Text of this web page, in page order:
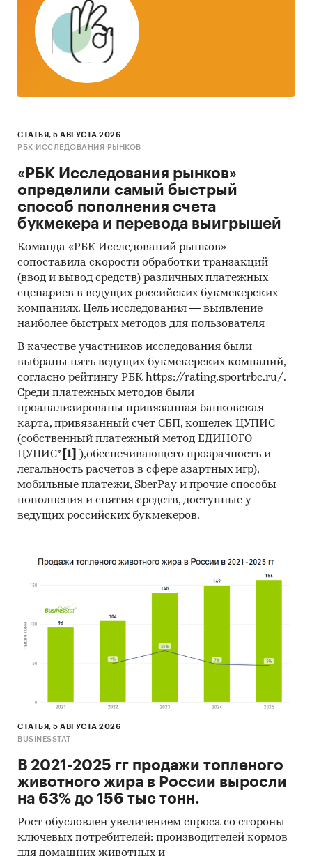
СТАТЬЯ, 5 АВГУСТА 2026
РБК ИССЛЕДОВАНИЯ РЫНКОВ
«РБК Исследования рынков»
определили самый быстрый
способ пополнения счета
букмекера и перевода выигрышей
Команда «РБК Исследований рынков»
сопоставила скорости обработки транзакций
(ввод и вывод средств) различных платежных
сценариев в ведущих российских букмекерских
компаниях. Цель исследования — выявление
наиболее быстрых методов для пользователя
В качестве участников исследования были
выбраны пять ведущих букмекерских компаний,
согласно рейтингу РБК https://rating.sportrbc.ru/.
Среди платежных методов были
проанализированы привязанная банковская
карта, привязанный счет СБП, кошелек ЦУПИС
(собственный платежный метод ЕДИНОГО
ЦУПИС* [1]
),обеспечивающего прозрачность и
легальность расчетов в сфере азартных игр),
мобильные платежи, SberPay и прочие способы
пополнения и снятия средств, доступные у
ведущих российских букмекеров.
СТАТЬЯ, 5 АВГУСТА 2026
BUSINESSTAT
В 2021-2025 гг продажи топленого
животного жира в России выросли
на 63% до 156 тыс тонн.
Рост обусловлен увеличением спроса со стороны
ключевых потребителей: производителей кормов
для домашних животных и